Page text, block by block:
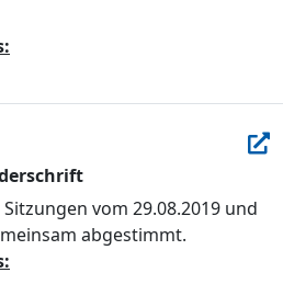
vom 29.08.2019 und
abgestimmt.